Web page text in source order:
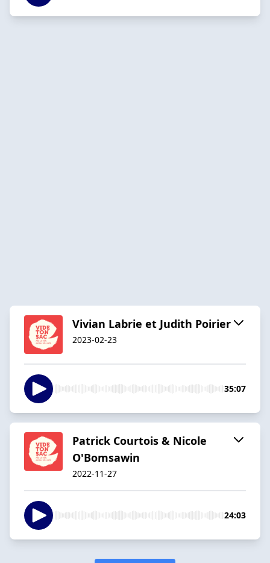
Vivian Labrie et Judith Poirier
2023-02-23
35:07
Patrick Courtois & Nicole
O'Bomsawin
2022-11-27
24:03